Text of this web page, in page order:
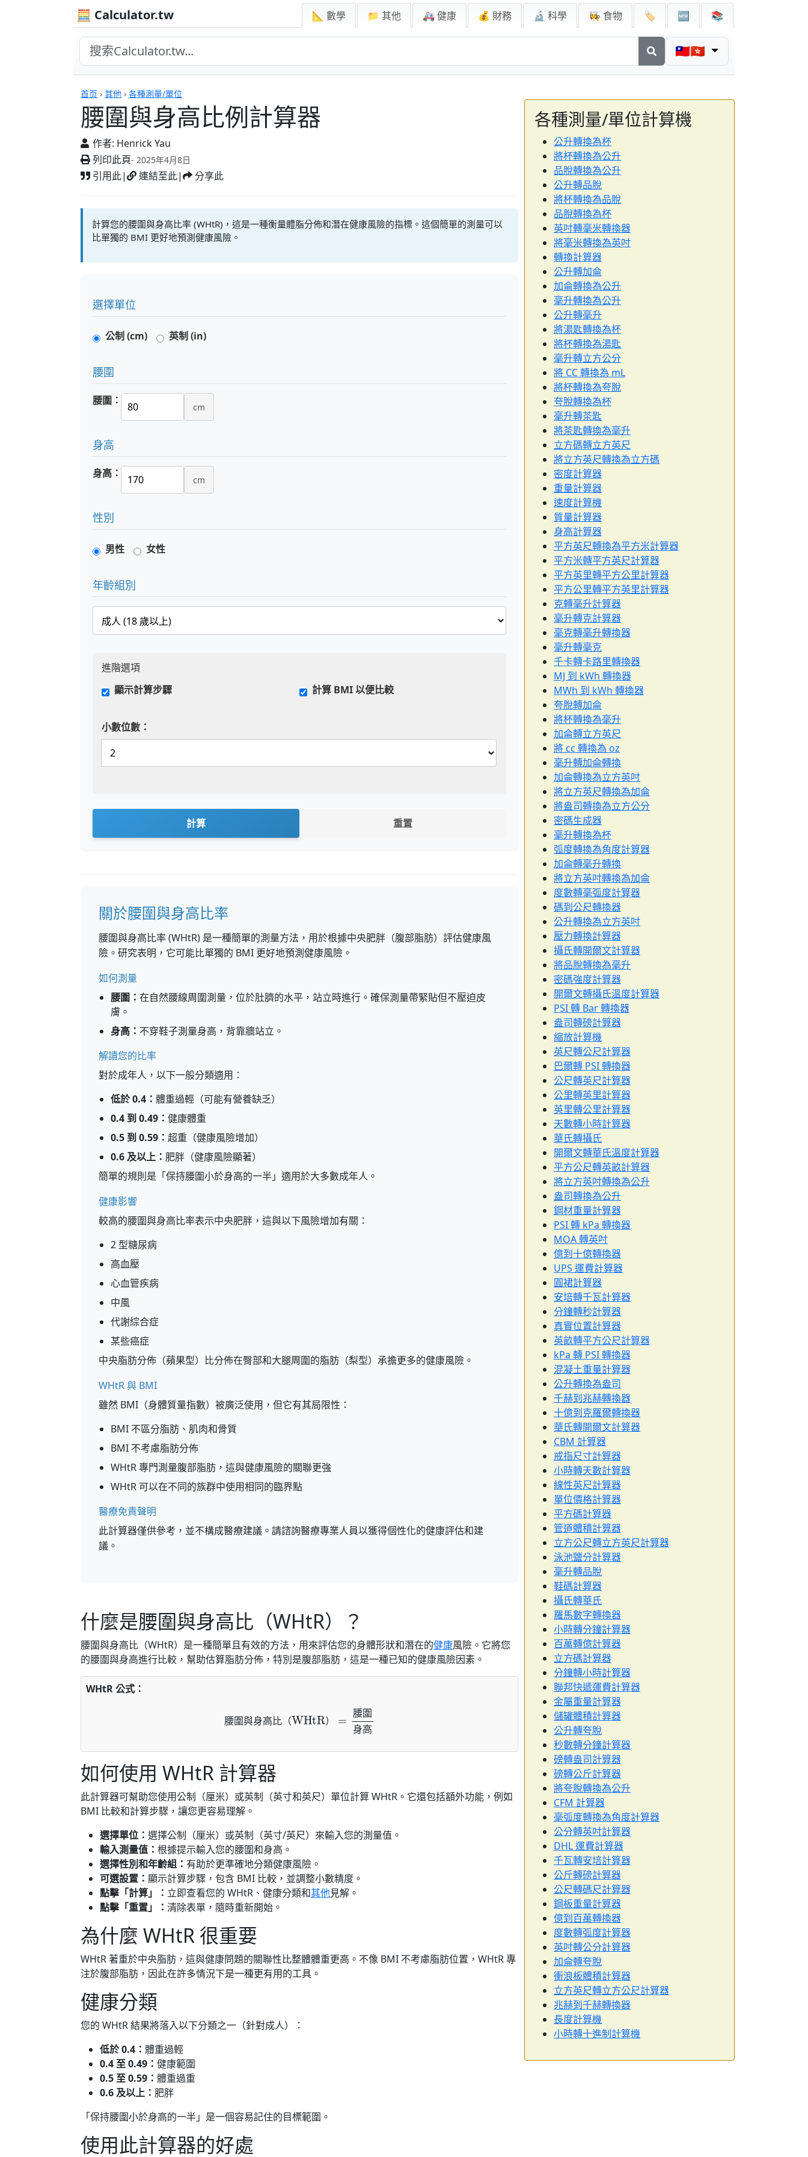
🧮 Calculator.tw 📐 數學 📁 其他 🚑 健康 💰 財務 🔬 科學 👩‍🍳 食物 🏷️ 🆕 📚
🇹🇼🇭🇰
首页 › 其他 › 各種測量/單位
腰圍與身高比例計算器
作者: Henrick Yau
列印此頁- 2025年4月8日
引用此| 連結至此| 分享此
計算機
計算您的腰圍與身高比率 (WHtR)，這是一種衡量體脂分佈和潛在健康風險的指標。這個簡單的測量可以
比單獨的 BMI 更好地預測健康風險。
選擇單位
公制 (cm) 英制 (in)
腰圍
腰圍： cm
身高
身高： cm
性別
男性 女性
年齡組別
進階選項
顯示計算步驟
計算 BMI 以便比較
小數位數：
計算 重置
關於腰圍與身高比率
腰圍與身高比率 (WHtR) 是一種簡單的測量方法，用於根據中央肥胖（腹部脂肪）評估健康風
險。研究表明，它可能比單獨的 BMI 更好地預測健康風險。
如何測量
腰圍： 在自然腰線周圍測量，位於肚臍的水平，站立時進行。確保測量帶緊貼但不壓迫皮
膚。
身高： 不穿鞋子測量身高，背靠牆站立。
解讀您的比率
對於成年人，以下一般分類適用：
低於 0.4： 體重過輕（可能有營養缺乏）
0.4 到 0.49： 健康體重
0.5 到 0.59： 超重（健康風險增加）
0.6 及以上： 肥胖（健康風險顯著）
簡單的規則是「保持腰圍小於身高的一半」適用於大多數成年人。
健康影響
較高的腰圍與身高比率表示中央肥胖，這與以下風險增加有關：
2 型糖尿病
高血壓
心血管疾病
中風
代謝綜合症
某些癌症
中央脂肪分佈（蘋果型）比分佈在臀部和大腿周圍的脂肪（梨型）承擔更多的健康風險。
WHtR 與 BMI
雖然 BMI（身體質量指數）被廣泛使用，但它有其局限性：
BMI 不區分脂肪、肌肉和骨質
BMI 不考慮脂肪分佈
WHtR 專門測量腹部脂肪，這與健康風險的關聯更強
WHtR 可以在不同的族群中使用相同的臨界點
醫療免責聲明
此計算器僅供參考，並不構成醫療建議。請諮詢醫療專業人員以獲得個性化的健康評估和建
議。
什麼是腰圍與身高比（WHtR）？
腰圍與身高比（WHtR）是一種簡單且有效的方法，用來評估您的身體形狀和潛在的健康風險。它將您
的腰圍與身高進行比較，幫助估算脂肪分佈，特別是腹部脂肪，這是一種已知的健康風險因素。
WHtR 公式：
腰 圍 與 身 高 比（ ）
腰 圍
身 高
腰圍身高
如何使用 WHtR 計算器
此計算器可幫助您使用公制（厘米）或英制（英寸和英尺）單位計算 WHtR。它還包括額外功能，例如
BMI 比較和計算步驟，讓您更容易理解。
選擇單位： 選擇公制（厘米）或英制（英寸/英尺）來輸入您的測量值。
輸入測量值： 根據提示輸入您的腰圍和身高。
選擇性別和年齡組： 有助於更準確地分類健康風險。
可選設置： 顯示計算步驟，包含 BMI 比較，並調整小數精度。
點擊「計算」： 立即查看您的 WHtR、健康分類和其他見解。
點擊「重置」： 清除表單，隨時重新開始。
為什麼 WHtR 很重要
WHtR 著重於中央脂肪，這與健康問題的關聯性比整體體重更高。不像 BMI 不考慮脂肪位置，WHtR 專
注於腹部脂肪，因此在許多情況下是一種更有用的工具。
健康分類
您的 WHtR 結果將落入以下分類之一（針對成人）：
低於 0.4： 體重過輕
0.4 至 0.49： 健康範圍
0.5 至 0.59： 體重過重
0.6 及以上： 肥胖
「保持腰圍小於身高的一半」是一個容易記住的目標範圍。
使用此計算器的好處
各種測量/單位計算機
公升轉換為杯
將杯轉換為公升
品脫轉換為公升
公升轉品脫
將杯轉換為品脫
品脫轉換為杯
英吋轉毫米轉換器
將毫米轉換為英吋
轉換計算器
公升轉加侖
加侖轉換為公升
毫升轉換為公升
公升轉毫升
將湯匙轉換為杯
將杯轉換為湯匙
毫升轉立方公分
將 CC 轉換為 mL
將杯轉換為夸脫
夸脫轉換為杯
毫升轉茶匙
將茶匙轉換為毫升
立方碼轉立方英尺
將立方英尺轉換為立方碼
密度計算器
重量計算器
速度計算機
質量計算器
身高計算器
平方英尺轉換為平方米計算器
平方米轉平方英尺計算器
平方英里轉平方公里計算器
平方公里轉平方英里計算器
克轉毫升計算器
毫升轉克計算器
毫克轉毫升轉換器
毫升轉毫克
千卡轉卡路里轉換器
MJ 到 kWh 轉換器
MWh 到 kWh 轉換器
夸脫轉加侖
將杯轉換為毫升
加侖轉立方英尺
將 cc 轉換為 oz
毫升轉加侖轉換
加侖轉換為立方英吋
將立方英尺轉換為加侖
將盎司轉換為立方公分
密碼生成器
毫升轉換為杯
弧度轉換為角度計算器
加侖轉毫升轉換
將立方英吋轉換為加侖
度數轉毫弧度計算器
碼到公尺轉換器
公升轉換為立方英吋
壓力轉換計算器
攝氏轉開爾文計算器
將品脫轉換為毫升
密碼強度計算器
開爾文轉攝氏溫度計算器
PSI 轉 Bar 轉換器
盎司轉磅計算器
縮放計算機
英尺轉公尺計算器
巴爾轉 PSI 轉換器
公尺轉英尺計算器
公里轉英里計算器
英里轉公里計算器
天數轉小時計算器
華氏轉攝氏
開爾文轉華氏溫度計算器
平方公尺轉英畝計算器
將立方英吋轉換為公升
盎司轉換為公升
鋼材重量計算器
PSI 轉 kPa 轉換器
MOA 轉英吋
億到十億轉換器
UPS 運費計算器
圓裙計算器
安培轉千瓦計算器
分鐘轉秒計算器
真實位置計算器
英畝轉平方公尺計算器
kPa 轉 PSI 轉換器
混凝土重量計算器
公升轉換為盎司
千赫到兆赫轉換器
十億到克羅爾轉換器
華氏轉開爾文計算器
CBM 計算器
戒指尺寸計算器
小時轉天數計算器
線性英尺計算器
單位價格計算器
平方碼計算器
管道體積計算器
立方公尺轉立方英尺計算器
泳池鹽分計算器
毫升轉品脫
鞋碼計算器
攝氏轉華氏
羅馬數字轉換器
小時轉分鐘計算器
百萬轉億計算器
立方碼計算器
分鐘轉小時計算器
聯邦快遞運費計算器
金屬重量計算器
儲罐體積計算器
公升轉夸脫
秒數轉分鐘計算器
磅轉盎司計算器
磅轉公斤計算器
將夸脫轉換為公升
CFM 計算器
毫弧度轉換為角度計算器
公分轉英吋計算器
DHL 運費計算器
千瓦轉安培計算器
公斤轉磅計算器
公尺轉碼尺計算器
鋼板重量計算器
億到百萬轉換器
度數轉弧度計算器
英吋轉公分計算器
加侖轉夸脫
衝浪板體積計算器
立方英尺轉立方公尺計算器
兆赫到千赫轉換器
長度計算機
小時轉十進制計算機